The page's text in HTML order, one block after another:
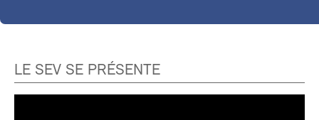
LE SEV SE PRÉSENTE